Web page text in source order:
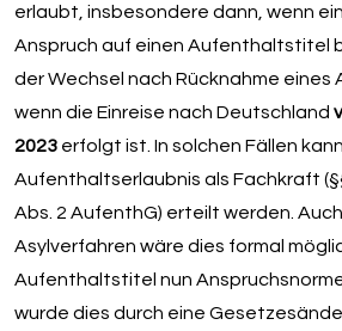
erlaubt, insbesondere dann, wenn
Anspruch auf einen Aufenthaltstitel
der Wechsel nach Rücknahme eines
wenn die Einreise nach Deutschland
2023 erfolgt ist. In solchen Fällen
Aufenthaltserlaubnis als Fachkraft
Abs. 2 AufenthG) erteilt werden.
Asylverfahren wäre dies formal
Aufenthaltstitel nun
wurde dies durch eine